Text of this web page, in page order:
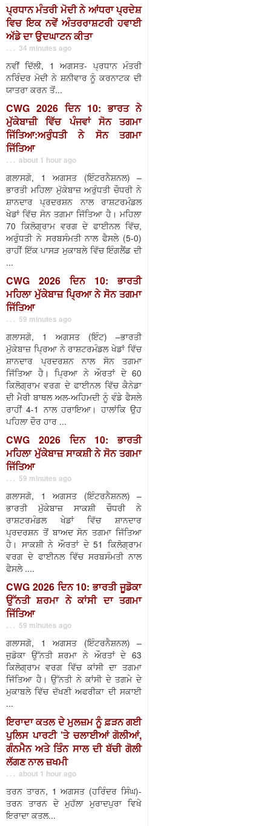
ਪ੍ਰਧਾਨ ਮੰਤਰੀ ਮੋਦੀ ਨੇ ਆਂਧਰਾ ਪ੍ਰਦੇਸ਼
ਵਿਚ ਇਕ ਨਵੇਂ ਅੰਤਰਰਾਸ਼ਟਰੀ ਹਵਾਈ
ਅੱਡੇ ਦਾ ਉਦਘਾਟਨ ਕੀਤਾ
. . . 34 minutes ago
ਨਵੀਂ ਦਿੱਲੀ, 1 ਅਗਸਤ- ਪ੍ਰਧਾਨ ਮੰਤਰੀ
ਨਰਿੰਦਰ ਮੋਦੀ ਨੇ ਸ਼ਨੀਵਾਰ ਨੂੰ ਕਰਨਾਟਕ ਦੀ
ਯਾਤਰਾ ਕਰਨ ਤੋਂ...
CWG 2026 ਦਿਨ 10: ਭਾਰਤ ਨੇ
ਮੁੱਕੇਬਾਜ਼ੀ ਵਿੱਚ ਪੰਜਵਾਂ ਸੋਨ ਤਗਮਾ
ਜਿੱਤਿਆ:ਅਰੁੰਧਤੀ ਨੇ ਸੋਨ ਤਗਮਾ
ਜਿੱਤਿਆ
. . . about 1 hour ago
ਗਲਾਸਗੋ, 1 ਅਗਸਤ (ਇੰਟਰਨੈਸ਼ਨਲ) –
ਭਾਰਤੀ ਮਹਿਲਾ ਮੁੱਕੇਬਾਜ਼ ਅਰੁੰਧਤੀ ਚੌਧਰੀ ਨੇ
ਸ਼ਾਨਦਾਰ ਪ੍ਰਦਰਸ਼ਨ ਨਾਲ ਰਾਸ਼ਟਰਮੰਡਲ
ਖੇਡਾਂ ਵਿੱਚ ਸੋਨ ਤਗਮਾ ਜਿੱਤਿਆ ਹੈ। ਮਹਿਲਾ
70 ਕਿਲੋਗ੍ਰਾਮ ਵਰਗ ਦੇ ਫਾਈਨਲ ਵਿੱਚ,
ਅਰੁੰਧਤੀ ਨੇ ਸਰਬਸੰਮਤੀ ਨਾਲ ਫੈਸਲੇ (5-0)
ਰਾਹੀਂ ਇੱਕ ਪਾਸੜ ਮੁਕਾਬਲੇ ਵਿੱਚ ਇੰਗਲੈਂਡ ਦੀ
...
CWG 2026 ਦਿਨ 10: ਭਾਰਤੀ
ਮਹਿਲਾ ਮੁੱਕੇਬਾਜ਼ ਪ੍ਰਿਆ ਨੇ ਸੋਨ ਤਗਮਾ
ਜਿੱਤਿਆ
. . . 59 minutes ago
ਗਲਾਸਗੋ, 1 ਅਗਸਤ (ਇੰਟ) –ਭਾਰਤੀ
ਮੁੱਕੇਬਾਜ਼ ਪ੍ਰਿਆ ਨੇ ਰਾਸ਼ਟਰਮੰਡਲ ਖੇਡਾਂ ਵਿੱਚ
ਸ਼ਾਨਦਾਰ ਪ੍ਰਦਰਸ਼ਨ ਨਾਲ ਸੋਨ ਤਗਮਾ
ਜਿੱਤਿਆ ਹੈ। ਪ੍ਰਿਆ ਨੇ ਔਰਤਾਂ ਦੇ 60
ਕਿਲੋਗ੍ਰਾਮ ਵਰਗ ਦੇ ਫਾਈਨਲ ਵਿੱਚ ਕੈਨੇਡਾ
ਦੀ ਮੈਰੀ ਬਾਥਲ ਅਲ-ਅਹਿਮਦੀ ਨੂੰ ਵੰਡੇ ਫੈਸਲੇ
ਰਾਹੀਂ 4-1 ਨਾਲ ਹਰਾਇਆ। ਹਾਲਾਂਕਿ ਉਹ
ਪਹਿਲਾ ਦੌਰ ਹਾਰ ...
CWG 2026 ਦਿਨ 10: ਭਾਰਤੀ
ਮਹਿਲਾ ਮੁੱਕੇਬਾਜ਼ ਸਾਕਸ਼ੀ ਨੇ ਸੋਨ ਤਗਮਾ
ਜਿੱਤਿਆ
. . . 59 minutes ago
ਗਲਾਸਗੋ, 1 ਅਗਸਤ (ਇੰਟਰਨੈਸ਼ਨਲ) –
ਭਾਰਤੀ ਮੁੱਕੇਬਾਜ਼ ਸਾਕਸ਼ੀ ਚੌਧਰੀ ਨੇ
ਰਾਸ਼ਟਰਮੰਡਲ ਖੇਡਾਂ ਵਿੱਚ ਸ਼ਾਨਦਾਰ
ਪ੍ਰਦਰਸ਼ਨ ਤੋਂ ਬਾਅਦ ਸੋਨ ਤਗਮਾ ਜਿੱਤਿਆ
ਹੈ। ਸਾਕਸ਼ੀ ਨੇ ਔਰਤਾਂ ਦੇ 51 ਕਿਲੋਗ੍ਰਾਮ
ਵਰਗ ਦੇ ਫਾਈਨਲ ਵਿੱਚ ਸਰਬਸੰਮਤੀ ਨਾਲ
ਫੈਸਲੇ ....
CWG 2026 ਦਿਨ 10: ਭਾਰਤੀ ਜੂਡੋਕਾ
ਉੱਨਤੀ ਸ਼ਰਮਾ ਨੇ ਕਾਂਸੀ ਦਾ ਤਗਮਾ
ਜਿੱਤਿਆ
. . . 59 minutes ago
ਗਲਾਸਗੋ, 1 ਅਗਸਤ (ਇੰਟਰਨੈਸ਼ਨਲ) –
ਜੁਡੋਕਾ ਉੱਨਤੀ ਸ਼ਰਮਾ ਨੇ ਔਰਤਾਂ ਦੇ 63
ਕਿਲੋਗ੍ਰਾਮ ਵਰਗ ਵਿੱਚ ਕਾਂਸੀ ਦਾ ਤਗਮਾ
ਜਿੱਤਿਆ ਹੈ। ਉੱਨਤੀ ਨੇ ਕਾਂਸੀ ਦੇ ਤਗਮੇ ਦੇ
ਮੁਕਾਬਲੇ ਵਿੱਚ ਦੱਖਣੀ ਅਫਰੀਕਾ ਦੀ ਸਕਾਈ
...
ਇਰਾਦਾ ਕਤਲ ਦੇ ਮੁਲਜ਼ਮ ਨੂੰ ਫ਼ੜਨ ਗਈ
ਪੁਲਿਸ ਪਾਰਟੀ ’ਤੇ ਚਲਾਈਆਂ ਗੋਲੀਆਂ,
ਗੰਨਮੈਨ ਅਤੇ ਤਿੰਨ ਸਾਲ ਦੀ ਬੱਚੀ ਗੋਲੀ
ਲੱਗਣ ਨਾਲ ਜ਼ਖਮੀ
. . . about 1 hour ago
ਤਰਨ ਤਾਰਨ, 1 ਅਗਸਤ (ਹਰਿੰਦਰ ਸਿੰਘ)-
ਤਰਨ ਤਾਰਨ ਦੇ ਮੁਹੱਲਾ ਮੁਰਾਦਪੁਰਾ ਵਿਖੇ
ਇਰਾਦਾ ਕਤਲ...